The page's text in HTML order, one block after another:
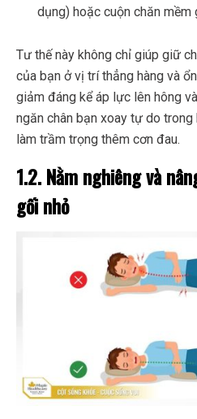
dụng) hoặc cuộn chăn mềm
Tư thế này không chỉ giúp giữ
của bạn ở vị trí thẳng hàng và
giảm đáng kể áp lực lên hông
ngăn chân bạn xoay tự do
làm trầm trọng thêm cơn đau.
1.2. Nằm nghiêng và
gối nhỏ